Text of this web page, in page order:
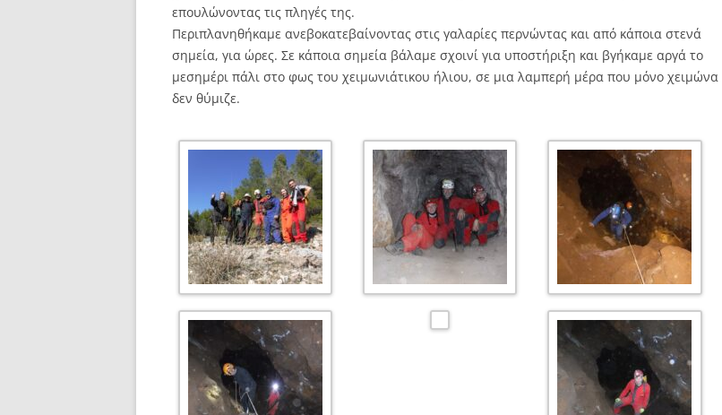
επουλώνοντας τις πληγές της.
Περιπλανηθήκαμε ανεβοκατεβαίνοντας στις γαλαρίες περνώντας και από κάποια στενά
σημεία, για ώρες. Σε κάποια σημεία βάλαμε σχοινί για υποστήριξη και βγήκαμε αργά το
μεσημέρι πάλι στο φως του χειμωνιάτικου ήλιου, σε μια λαμπερή μέρα που μόνο χειμώνα
δεν θύμιζε.